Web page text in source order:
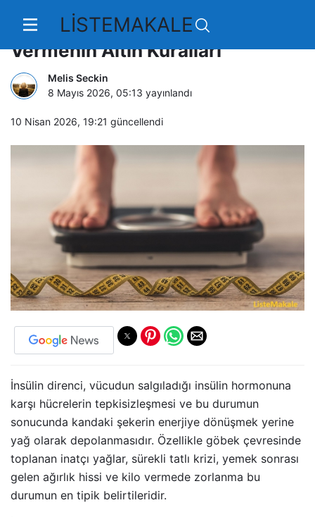
LİSTEMAKALE
İnsülin Direncini Kırarak Hızlı Kilo
Vermenin Altın Kuralları
Melis Seckin
8 Mayıs 2026, 05:13 yayınlandı
10 Nisan 2026, 19:21 güncellendi
İnsülin direnci, vücudun salgıladığı insülin hormonuna
karşı hücrelerin tepkisizleşmesi ve bu durumun
sonucunda kandaki şekerin enerjiye dönüşmek yerine
yağ olarak depolanmasıdır. Özellikle göbek çevresinde
toplanan inatçı yağlar, sürekli tatlı krizi, yemek sonrası
gelen ağırlık hissi ve kilo vermede zorlanma bu
durumun en tipik belirtileridir.